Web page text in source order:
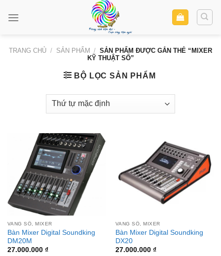
TRANG CHỦ / SẢN PHẨM / SẢN PHẨM ĐƯỢC GẮN THẺ “MIXER
KỸ THUẬT SỐ”
BỘ LỌC SẢN PHẨM
VANG SỐ, MIXER
Bàn Mixer Digital Soundking
DM20M
27.000.000 ₫
VANG SỐ, MIXER
Bàn Mixer Digital Soundking
DX20
27.000.000 ₫